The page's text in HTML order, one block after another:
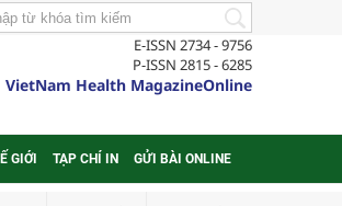
E-ISSN 2734 - 9756
P-ISSN 2815 - 6285
VietNam Health MagazineOnline
GIỚI TẠP CHÍ IN GỬI BÀI ONLINE